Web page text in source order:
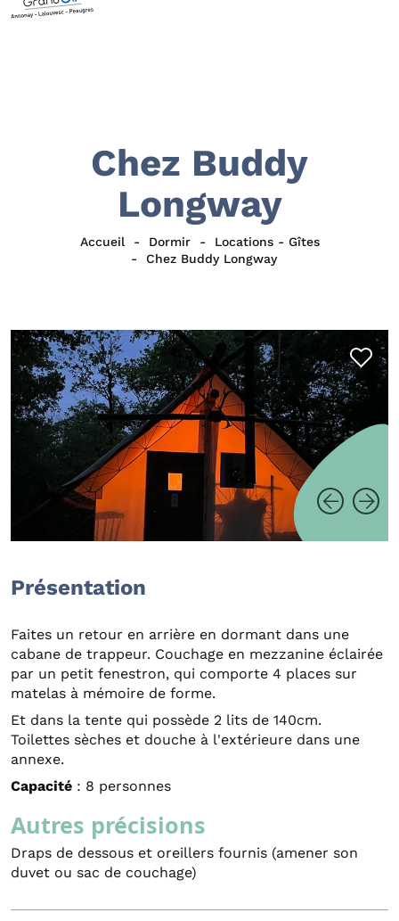
Chez Buddy
Longway
Accueil Dormir
Locations - Gîtes
Chez Buddy Longway
Présentation
Faites un retour en arrière en dormant dans une
cabane de trappeur. Couchage en mezzanine éclairée
par un petit fenestron, qui comporte 4 places sur
matelas à mémoire de forme.
Et dans la tente qui possède 2 lits de 140cm.
Toilettes sèches et douche à l'extérieure dans une
annexe.
Capacité : 8 personnes
Autres précisions
Draps de dessous et oreillers fournis (amener son
duvet ou sac de couchage)